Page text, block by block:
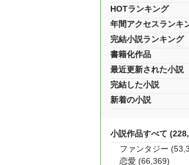
HOTランキング
年間アクセスランキ
完結小説ランキング
書籍化作品
最近更新された小説
完結した小説
新着の小説
小説作品すべて
ファンタジー
恋愛 (66,369)